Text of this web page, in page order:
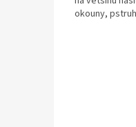
okouny,